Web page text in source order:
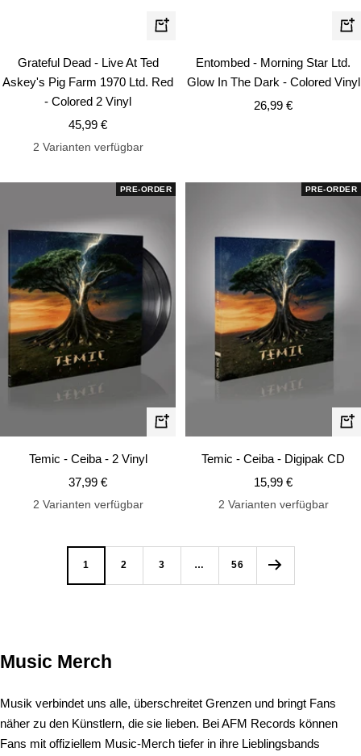
In
Warenkorb
Grateful Dead - Live At Ted
Askey's Pig Farm 1970 Ltd. Red
- Colored 2 Vinyl
Angebotspreis
45,99 €
2 Varianten verfügbar
In
Entombed - Morning Star Ltd.
Glow In The Dark - Colored Vinyl
Angebotspreis
26,99 €
PRE-ORDER
In
Temic - Ceiba - 2 Vinyl
Angebotspreis
37,99 €
2 Varianten verfügbar
PRE-ORDER
In
Temic - Ceiba - Digipak CD
Angebotspreis
15,99 €
2 Varianten verfügbar
1 2 3 … 56
Music Merch
Musik verbindet uns alle, überschreitet Grenzen und bringt Fans
näher zu den Künstlern, die sie lieben. Bei AFM Records können
Fans mit offiziellem Music-Merch tiefer in ihre Lieblingsbands